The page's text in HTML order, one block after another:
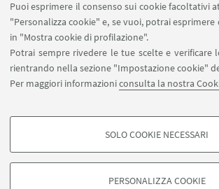
Puoi esprimere il consenso sui cookie facoltativi
"Personalizza cookie" e, se vuoi, potrai esprimere
in "Mostra cookie di profilazione".
Potrai sempre rivedere le tue scelte e verificare
rientrando nella sezione "Impostazione cookie"
Per maggiori informazioniconsulta la nostra
COOKIE DI PROFILAZIONE - FACOLTATIVI
degli utenti, creare profili in base al loro
SOLO COOKIE NECESSARI
PERSONALIZZA COOKIE
Locandina [ .pdf 4915Kb ]
Seguici su: